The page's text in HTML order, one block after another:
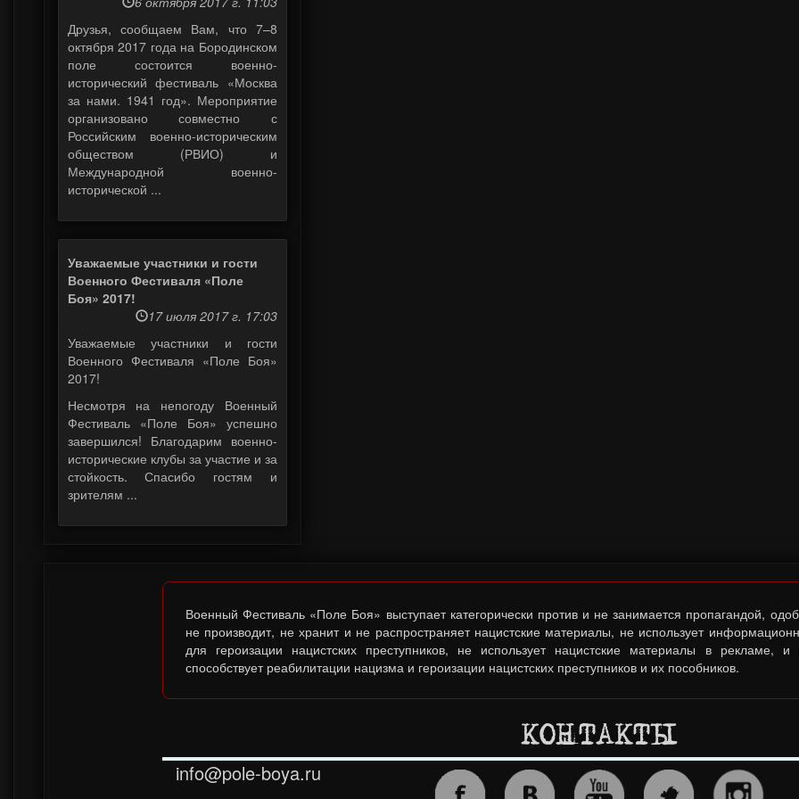
Друзья, сообщаем Вам, что 7–8
октября 2017 года на Бородинском
поле состоится военно-
исторический фестиваль «Москва
за нами. 1941 год». Мероприятие
организовано совместно с
Российским военно-историческим
обществом (РВИО) и
Международной военно-
исторической ...
Уважаемые участники и гости
Военного Фестиваля «Поле
Боя» 2017!
17 июля 2017 г. 17:03
Уважаемые участники и гости
Военного Фестиваля «Поле Боя»
2017!
Несмотря на непогоду Военный
Фестиваль «Поле Боя» успешно
завершился! Благодарим военно-
исторические клубы за участие и за
стойкость. Спасибо гостям и
зрителям ...
Военный Фестиваль «Поле Боя» выступает категорически против и не занимается пропагандой,
не производит, не хранит и не распространяет нацистские материалы, не использует
для героизации нацистских преступников, не использует нацистские материалы в рекламе,
способствует реабилитации нацизма и героизации нацистских преступников и их пособников.
КОНТАКТЫ
info@pole-boya.ru